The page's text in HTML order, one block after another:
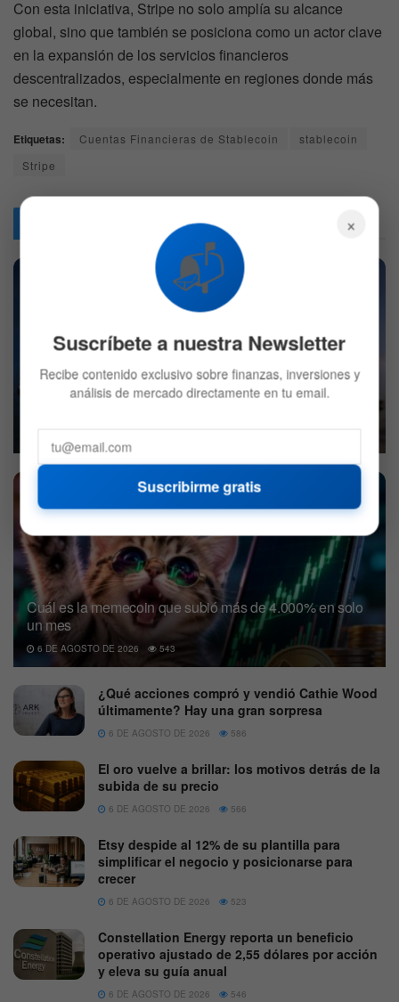
Con esta iniciativa, Stripe no solo amplía su alcance
global, sino que también se posiciona como un actor clave
en la expansión de los servicios financieros
descentralizados, especialmente en regiones donde más
se necesitan.
Etiquetas: Cuentas Financieras de Stablecoin
stablecoin
Stripe
Relacionados
SpaceX podría sufrir más presión al liberarse el primer
Cuál es la memecoin que subió más de 4.000% en solo
un mes
6 DE AGOSTO DE 2026 543
¿Qué acciones compró y vendió Cathie Wood
últimamente? Hay una gran sorpresa
6 DE AGOSTO DE 2026 586
El oro vuelve a brillar: los motivos detrás de la
subida de su precio
6 DE AGOSTO DE 2026 566
Etsy despide al 12% de su plantilla para
simplificar el negocio y posicionarse para
crecer
6 DE AGOSTO DE 2026 523
Constellation Energy reporta un beneficio
operativo ajustado de 2,55 dólares por acción
y eleva su guía anual
6 DE AGOSTO DE 2026 546
×
📬
Suscríbete a nuestra Newsletter
Recibe contenido exclusivo sobre finanzas, inversiones y
análisis de mercado directamente en tu email.
Suscribirme gratis